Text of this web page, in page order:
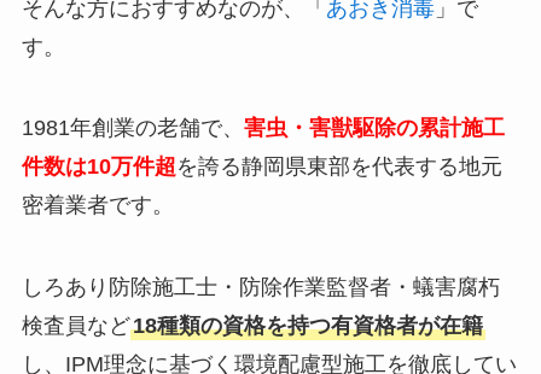
そんな方におすすめなのが、「 あおき消毒」で
す。
1981年創業の老舗で、 害虫・害獣駆除の累計施工
件数は10万件超を誇る静岡県東部を代表する地元
密着業者です。
しろあり防除施工士・防除作業監督者・蟻害腐朽
検査員など18種類の資格を持つ有資格者が在籍
し、IPM理念に基づく環境配慮型施工を徹底してい